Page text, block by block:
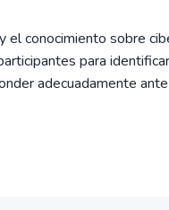
el conocimiento sobre
para
adecuadamente